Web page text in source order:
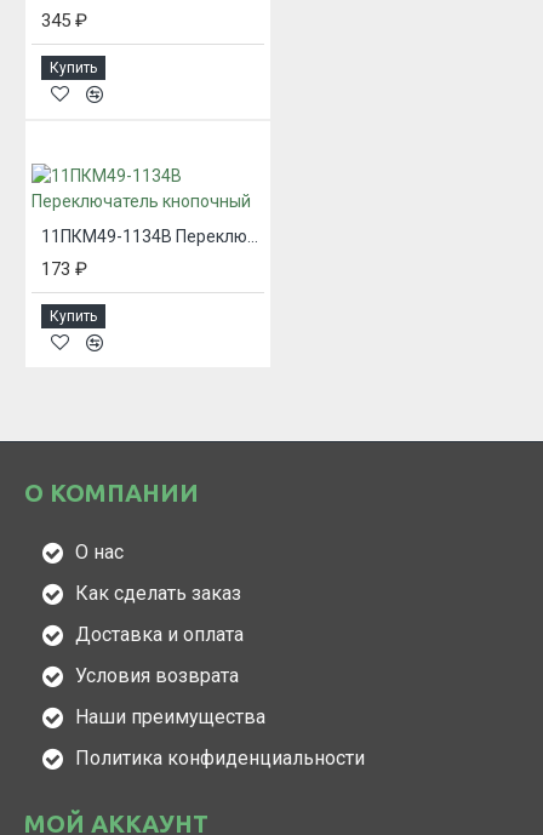
345 ₽
Купить
11ПКМ49-1134В Переключатель кнопочный
173 ₽
Купить
О КОМПАНИИ
О нас
Как сделать заказ
Доставка и оплата
Условия возврата
Наши преимущества
Политика конфиденциальности
МОЙ АККАУНТ